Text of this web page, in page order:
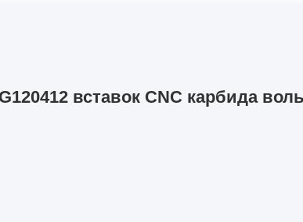
вставок CNC карбида